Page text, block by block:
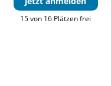
15 von 16 Plätzen frei